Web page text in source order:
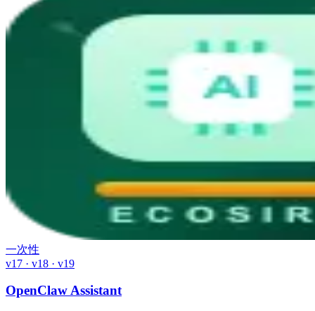
一次性
v17 · v18 · v19
OpenClaw Assistant